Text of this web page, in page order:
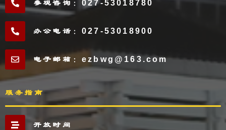
参观咨询：027-53018780
办公电话：027-53018900
电子邮箱：ezbwg@163.com
服务指南
开放时间